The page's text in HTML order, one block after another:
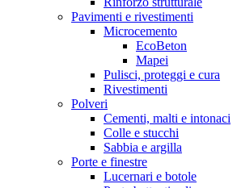
Pavimenti e rivestimenti
Microcemento
EcoBeton
Mapei
Pulisci, proteggi e cura
Rivestimenti
Polveri
Cementi, malti e intonaci
Colle e stucchi
Sabbia e argilla
Porte e finestre
Lucernari e botole